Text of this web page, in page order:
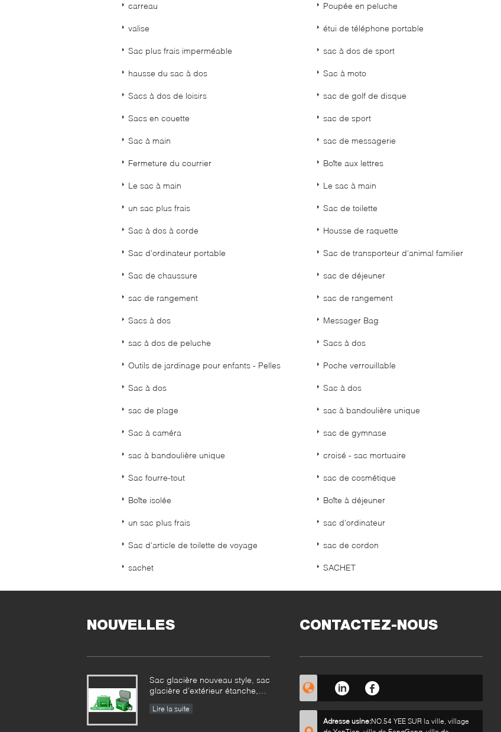
carreau Poupée en peluche
valise étui de téléphone portable
Sac plus frais imperméable sac à dos de sport
hausse du sac à dos Sac à moto
Sacs à dos de loisirs sac de golf de disque
Sacs en couette sac de sport
Sac à main sac de messagerie
Fermeture du courrier Boîte aux lettres
Le sac à main Le sac à main
un sac plus frais Sac de toilette
Sac à dos à corde Housse de raquette
Sac d'ordinateur portable Sac de transporteur d'animal familier
Sac de chaussure sac de déjeuner
sac de rangement sac de rangement
Sacs à dos Messager Bag
sac à dos de peluche Sacs à dos
Outils de jardinage pour enfants - Pelles Poche verrouillable
Sac à dos Sac à dos
sac de plage sac à bandoulière unique
Sac à caméra sac de gymnase
sac à bandoulière unique croisé - sac mortuaire
Sac fourre-tout sac de cosmétique
Boîte isolée Boîte à déjeuner
un sac plus frais sac d'ordinateur
Sac d'article de toilette de voyage sac de cordon
sachet SACHET
NOUVELLES
Sac glacière nouveau style, sac
glacière d'extérieur étanche,
Lire la suite
CONTACTEZ-NOUS
Adresse usine:NO.54 YEE SUR la ville, village